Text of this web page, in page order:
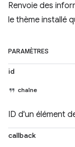
Renvoie des
le thème installé
PARAMÈTRES
id
chaîne
ID d'un élément
callback